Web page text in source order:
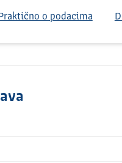
Praktično o podacima